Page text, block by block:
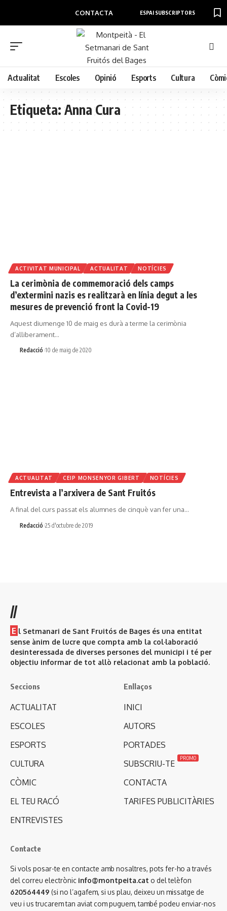
CONTACTA ESPAI SUBSCRIPTORS
Actualitat Escoles Opinió Esports Cultura
Etiqueta:Anna Cura
ACTIVITAT MUNICIPAL ACTUALITAT NOTÍCIES
La cerimònia de commemoració dels camps
d’extermini nazis es realitzarà en línia degut a les
mesures de prevenció front la Covid-19
Aquest diumenge 10 de maig es durà a terme la cerimònia
d’alliberament…
Redacció 10 de maig de 2020
ACTUALITAT CEIP MONSENYOR GIBERT NOTÍCIES
Entrevista a l’arxivera de Sant Fruitós
A final del curs passat els alumnes de cinquè van fer una…
Redacció 25 d'octubre de 2019
//
E l Setmanari de Sant Fruitós de Bages és una entitat
sense ànim de lucre que compta amb la col·laboració
desinteressada de diverses persones del municipi i té per
objectiu informar de tot allò relacionat amb la població.
Seccions
ACTUALITAT
ESCOLES
ESPORTS
CULTURA
CÒMIC
EL TEU RACÓ
ENTREVISTES
Enllaços
INICI
AUTORS
PORTADES
SUBSCRIU-TE
PROMO
CONTACTA
TARIFES PUBLICITÀRIES
Contacte
Si vols posar-te en contacte amb nosaltres, pots fer-ho a través
del correu electrònic info@montpeita.cat o del telèfon
620564449 (si no l’agafem, si us plau, deixeu un missatge de
veu i us trucarem tan aviat com puguem, també podeu enviar-nos